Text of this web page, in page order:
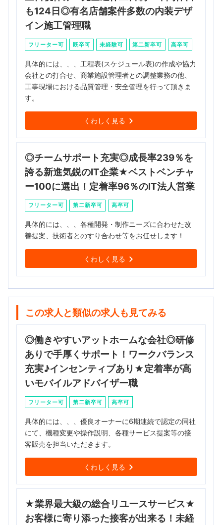
も124日◎有名店舗案件多数の内装デザ
イン施工管理職
フリーター可 既卒可 未経験可 第二新卒可 高卒可
具体的には、、、工程表(スケジュール表)の作成や協力
会社との打合せ、商業施設管理者との調整業務の他、
工事現場における品質管理・安全管理を行って頂きま
す。
くわしく見る
◎チームサポート充実◎成長率239％を
誇る新進気鋭のIT企業★ベストベンチャ
ー100に選出！定着率96％のIT法人営業
フリーター可 第二新卒可 高卒可
具体的には、、、各種開発・制作ニーズに合わせた改
善提案、技術者とのすり合わせ等をお任せします！
くわしく見る
この求人と類似の求人も見てみる
◎働きやすいアットホームな会社◎研修
ありで手厚くサポート！ワークバランス
充実♪インセンティブあり★定着率が高
いモバイルアドバイザー職
フリーター可 第二新卒可 高卒可
具体的には、、、優良オーナーに6期連続で認定の同社
にて、機種変更や操作説明、各種サービス提案等の接
客販売を担当いただきます。
くわしく見る
★業界最大級の総合リユースサービス★
お客様に寄り添った接客が出来る！未経